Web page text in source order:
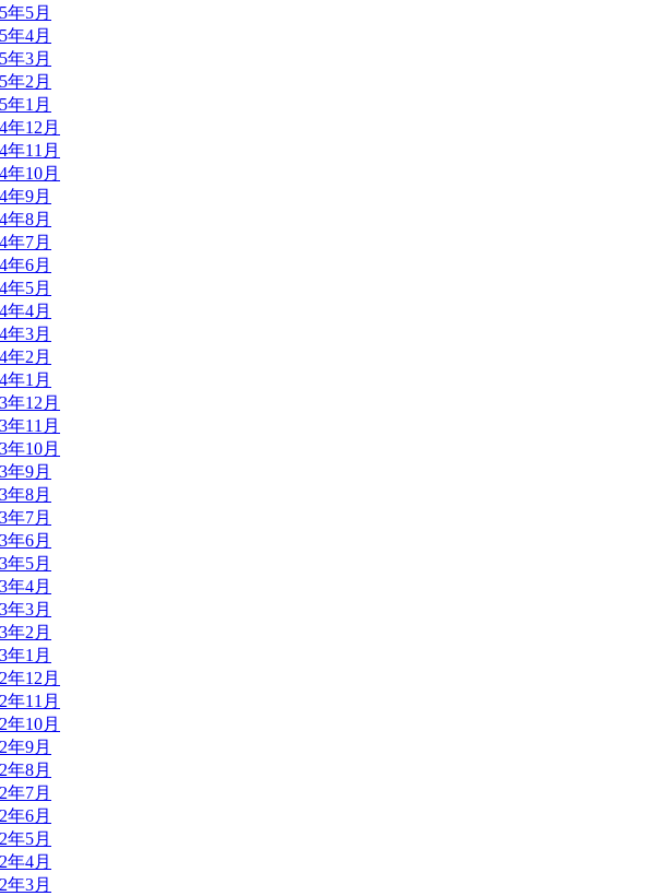
年5月
年4月
年3月
年2月
年1月
年12月
年11月
年10月
年9月
年8月
年7月
年6月
年5月
年4月
年3月
年2月
年1月
年12月
年11月
年10月
年9月
年8月
年7月
年6月
年5月
年4月
年3月
年2月
年1月
年12月
年11月
年10月
年9月
年8月
年7月
年6月
年5月
年4月
年3月